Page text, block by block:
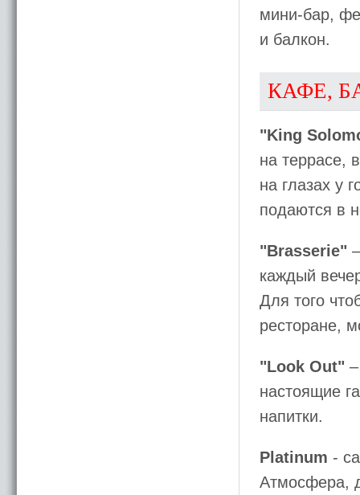
мини-бар,
и балкон.
КАФЕ,
"King
на террасе,
на глазах у
подаются в
"Brasserie"
каждый
Для того
ресторане,
"Look Out"
настоящие
напитки.
Platinum -
Атмосфера,